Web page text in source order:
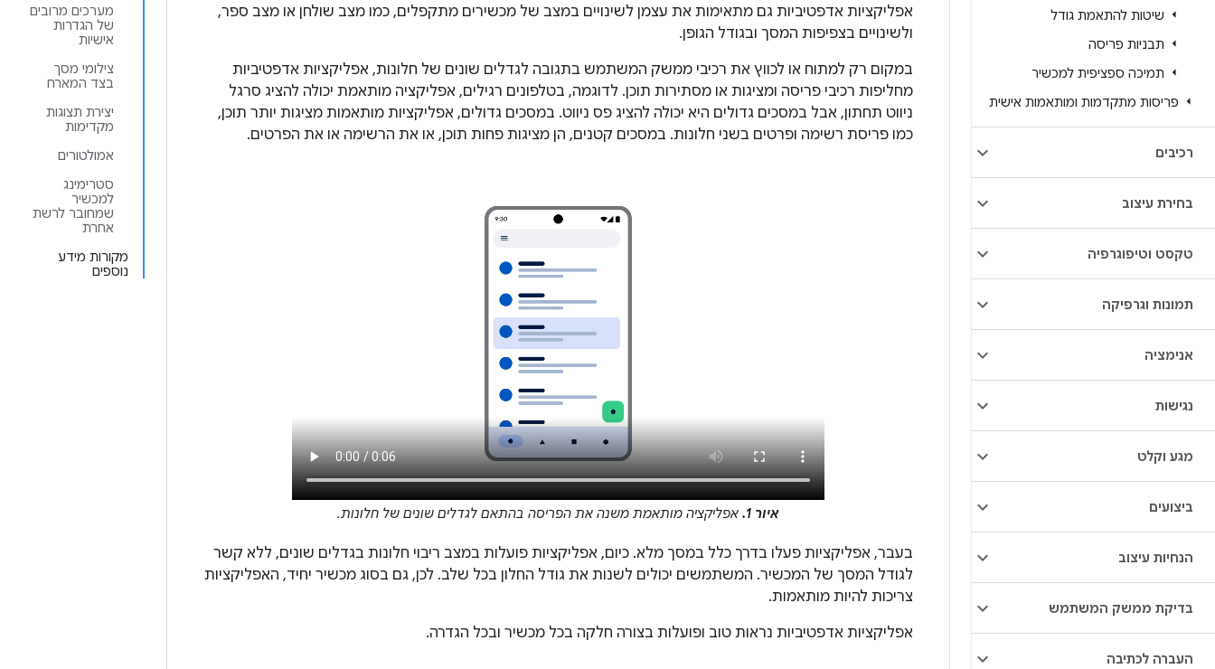
שיטות להתאמת גודל
תבניות פריסה
תמיכה ספציפית למכשיר
פריסות מתקדמות ומותאמות אישית
רכיבים
בחירת עיצוב
טקסט וטיפוגרפיה
תמונות וגרפיקה
אנימציה
נגישות
מגע וקלט
ביצועים
הנחיות עיצוב
בדיקת ממשק המשתמש
העברה לכתיבה
מערכים מרובים
של הגדרות
אישיות
צילומי מסך
בצד המארח
יצירת תצוגות
מקדימות
אמולטורים
סטרימינג
למכשיר
שמחובר לרשת
אחרת
מקורות מידע
נוספים
אפליקציות אדפטיביות גם מתאימות את עצמן לשינויים במצב של מכשירים מתקפלים, כמו מצב שולחן או מצב ספר,
ולשינויים בצפיפות המסך ובגודל הגופן.
במקום רק למתוח או לכווץ את רכיבי ממשק המשתמש בתגובה לגדלים שונים של חלונות, אפליקציות אדפטיביות
מחליפות רכיבי פריסה ומציגות או מסתירות תוכן. לדוגמה, בטלפונים רגילים, אפליקציה מותאמת יכולה להציג סרגל
ניווט תחתון, אבל במסכים גדולים היא יכולה להציג פס ניווט. במסכים גדולים, אפליקציות מותאמות מציגות יותר תוכן,
כמו פריסת רשימה ופרטים בשני חלונות. במסכים קטנים, הן מציגות פחות תוכן, או את הרשימה או את הפרטים.
איור 1. אפליקציה מותאמת משנה את הפריסה בהתאם לגדלים שונים של חלונות.
בעבר, אפליקציות פעלו בדרך כלל במסך מלא. כיום, אפליקציות פועלות במצב ריבוי חלונות בגדלים שונים, ללא קשר
לגודל המסך של המכשיר. המשתמשים יכולים לשנות את גודל החלון בכל שלב. לכן, גם בסוג מכשיר יחיד, האפליקציות
צריכות להיות מותאמות.
אפליקציות אדפטיביות נראות טוב ופועלות בצורה חלקה בכל מכשיר ובכל הגדרה.